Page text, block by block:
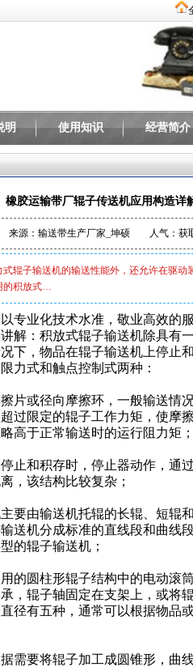
明 使用知识 经营简介
橡胶运输带厂辊子传送机应用构造详
来源：输送带生产厂家_坤硕 人气： 获
辊子输送机的输送性能外，还允许在驱
的积放式…
专业化技术水准，敬业高效的
解：积放式辊子输送机除具有
下，物品在辊子输送机上停止
力式和触点控制式两种：
片或径向摩擦环，一般输送情
过限定的辊子工作力矩，使摩
高于正常输送时的运行阻力矩；
止和积存时，停止器动作，通
，该结构比较复杂；
要由输送机托辊的长辊、短辊
送机分成标准的直线段和曲线
的辊子输送机；
的圆柱形辊子结构中的电动滚
，辊子轴固定在支架上，或将
径有五种，通常可以根据物品
需要将辊子加工成圆锥形，曲